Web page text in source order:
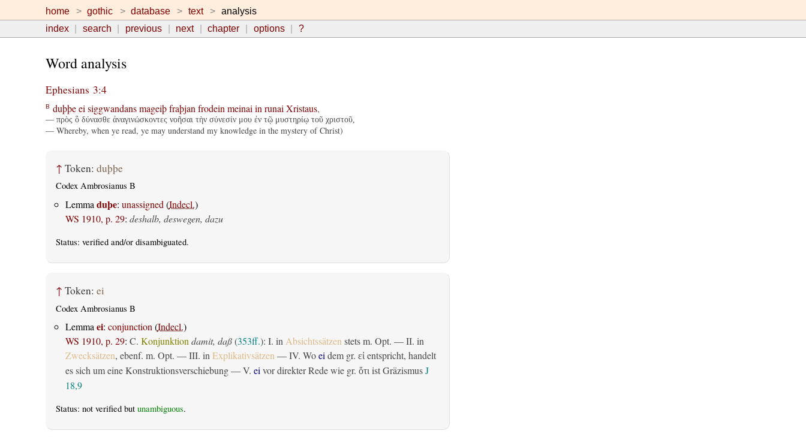
home gothic database text
analysis
index
search previous next chapter options ?
Word analysis
Ephesians 3:4
B duþþe ei siggwandans mageiþ fraþjan frodein meinai in runai Xristaus,
— πρὸς ὃ δύνασθε ἀναγινώσκοντες νοῆσαι τὴν σύνεσίν μου ἐν τῷ μυστηρίῳ τοῦ χριστοῦ,
— Whereby, when ye read, ye may understand my knowledge in the mystery of Christ)
↑ Token: duþþe
Codex Ambrosianus B
Lemma duþe: unassigned (Indecl.)
WS 1910, p. 29: deshalb, deswegen, dazu
Status: verifiedand/or disambiguated.
↑ Token: ei
Codex Ambrosianus B
Lemma ei: conjunction (Indecl.)
WS 1910, p. 29: C. Konjunktion damit, daß(353ff.): I. in Absichtssätzen stets m. Opt. — II. in
Zwecksätzen, ebenf. m. Opt. — III. in Explikativsätzen — IV. Woei dem gr. εἰ entspricht, handelt
es sich um eine Konstruktionsverschiebung — V. ei vor direkter Rede wie gr. ὅτι ist GräzismusJ
18,9
Status: not verified but unambiguous.